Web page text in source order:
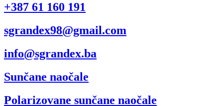
+387 61 160 191
sgrandex98@gmail.com
info@sgrandex.ba
Sunčane naočale
Polarizovane sunčane naočale